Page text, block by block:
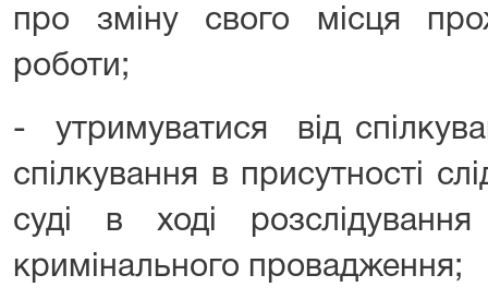
про зміну свого місця
роботи;
- утримуватися від
спілкування в присутності
суді в ході
кримінального провадження;